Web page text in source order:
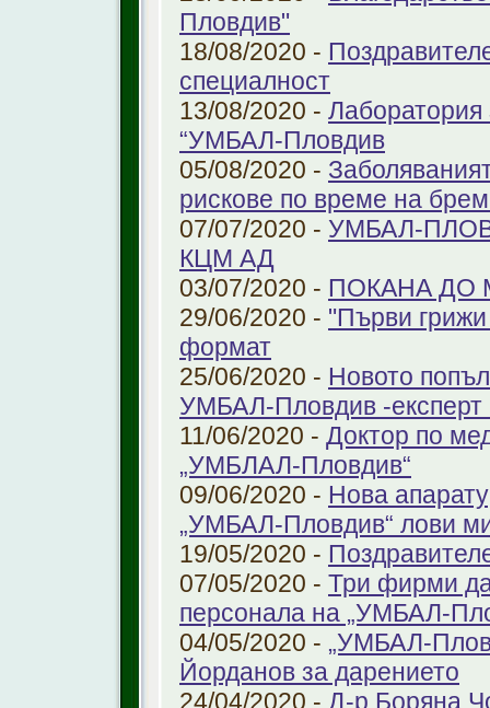
Пловдив"
18/08/2020 -
специалност
13/08/2020 - Лаборатория
“УМБАЛ-Пловдив
05/08/2020 -
рискове по време на
07/07/2020 - УМБАЛ-
КЦМ АД
03/07/2020 - ПОКАНА ДО
29/06/2020 - "Първи
формат
25/06/2020 - Новото
УМБАЛ-Пловдив -експерт
11/06/2020 - Доктор по
„УМБЛАЛ-Пловдив“
09/06/2020 - Нова
„УМБАЛ-Пловдив“ лови
19/05/2020 -
07/05/2020 - Три фирми
персонала на „УМБАЛ-
04/05/2020 - „УМБАЛ-
Йорданов за дарението
24/04/2020 - Д-р Боряна